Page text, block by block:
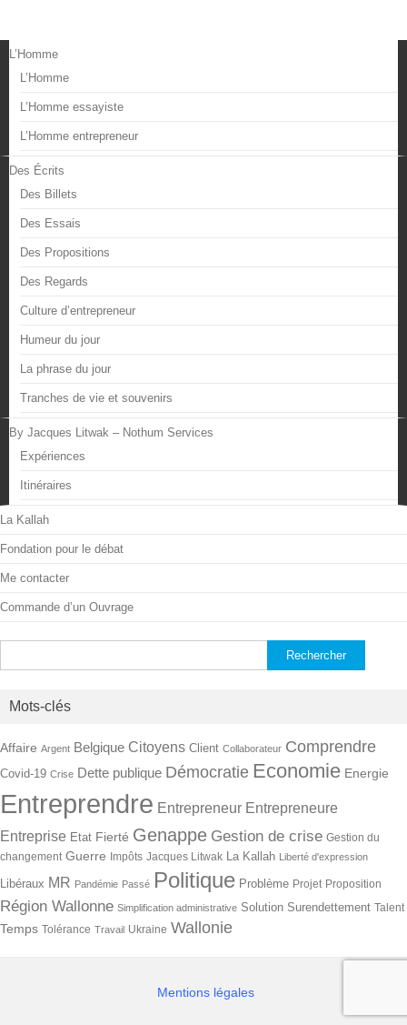
L’Homme
L’Homme
L’Homme essayiste
L’Homme entrepreneur
Des Écrits
Des Billets
Des Essais
Des Propositions
Des Regards
Culture d’entrepreneur
Humeur du jour
La phrase du jour
Tranches de vie et souvenirs
By Jacques Litwak – Nothum Services
Expériences
Itinéraires
La Kallah
Fondation pour le débat
Me contacter
Commande d’un Ouvrage
Mots-clés
Affaire Argent Belgique Citoyens Client Collaborateur Comprendre
Covid-19 Crise Dette publique Démocratie Economie Energie
Entreprendre Entrepreneur Entrepreneure
Entreprise Etat Fierté Genappe Gestion de crise Gestion du
changement Guerre Impôts Jacques Litwak La Kallah Liberté d'expression
Libéraux MR Pandémie Passé Politique Problème Projet Proposition
Région Wallonne Simplification administrative Solution Surendettement Talent
Temps Tolérance Travail Ukraine Wallonie
Mentions légales